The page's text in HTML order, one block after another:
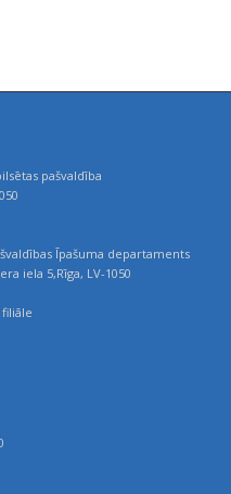
pašvaldība
Īpašuma departaments
iela 5,Rīga, LV-1050
filiāle